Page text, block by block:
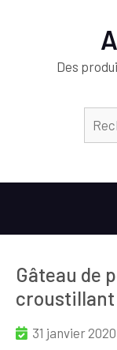
Des
Gâteau de
croustillant
31 janvier 2020